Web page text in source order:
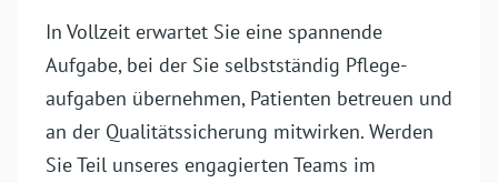
In Vollzeit erwartet Sie eine spannende
Aufgabe, bei der Sie selbst­ständig Pflege­
aufgaben übernehmen, Patienten betreuen und
an der Qualitäts­sicherung mitwirken. Werden
Sie Teil unseres engagierten Teams im